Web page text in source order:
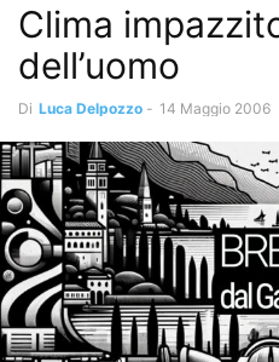
Clima
dell’uomo
Di Luca Delpozzo - 14 Maggio 2006